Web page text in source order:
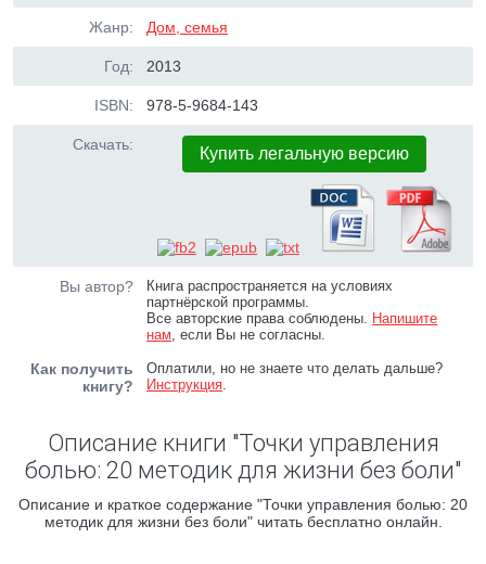
Жанр: Дом, семья
Год: 2013
ISBN: 978-5-9684-143
Скачать: Купить легальную версию
Вы автор?
Книга распространяется на условиях
партнёрской программы.
Все авторские права соблюдены. Напишите
нам, если Вы не согласны.
Как получить
книгу?
Оплатили, но не знаете что делать дальше?
Инструкция.
Описание книги "Точки управления
болью: 20 методик для жизни без боли"
Описание и краткое содержание "Точки управления болью: 20
методик для жизни без боли" читать бесплатно онлайн.